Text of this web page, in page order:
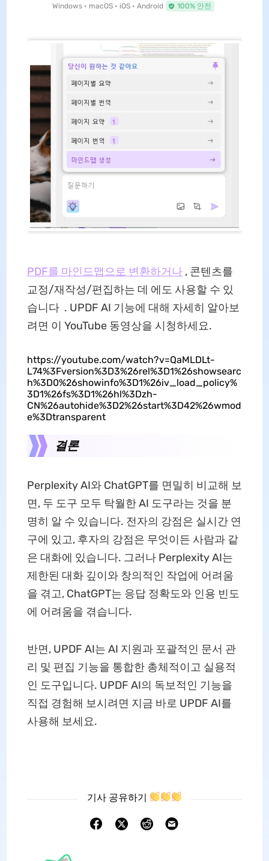
Windows • macOS • iOS • Android 100% 안전
PDF를 마인드맵으로 변환하거나, 콘텐츠를
교정/재작성/편집하는 데 에도 사용할 수 있
습니다 . UPDF AI 기능에 대해 자세히 알아보
려면 이 YouTube 동영상을 시청하세요.
https://youtube.com/watch?v=QaMLDLt-
L74%3Fversion%3D3%26rel%3D1%26showsearc
h%3D0%26showinfo%3D1%26iv_load_policy%
3D1%26fs%3D1%26hl%3Dzh-
CN%26autohide%3D2%26start%3D42%26wmod
e%3Dtransparent
결론
Perplexity AI와 ChatGPT를 면밀히 비교해 보
면, 두 도구 모두 탁월한 AI 도구라는 것을 분
명히 알 수 있습니다. 전자의 강점은 실시간 연
구에 있고, 후자의 강점은 무엇이든 사람과 같
은 대화에 있습니다. 그러나 Perplexity AI는
제한된 대화 깊이와 창의적인 작업에 어려움
을 겪고, ChatGPT는 응답 정확도와 인용 빈도
에 어려움을 겪습니다.
반면, UPDF AI는 AI 지원과 포괄적인 문서 관
리 및 편집 기능을 통합한 총체적이고 실용적
인 도구입니다. UPDF AI의 독보적인 기능을
직접 경험해 보시려면 지금 바로 UPDF AI를
사용해 보세요.
기사 공유하기